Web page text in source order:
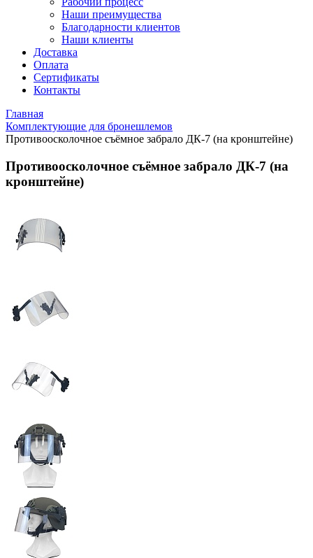
Наши преимущества
Благодарности клиентов
Наши клиенты
Доставка
Оплата
Сертификаты
Контакты
Главная
Комплектующие для бронешлемов
Противоосколочное съёмное забрало ДК-7 (на кронштейне)
Противоосколочное съёмное забрало ДК-7 (на
кронштейне)